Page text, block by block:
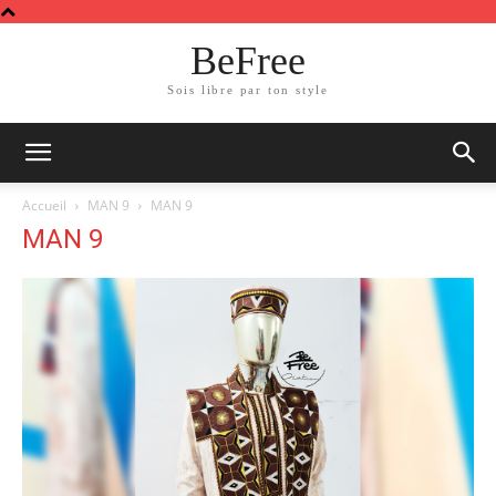
BeFree
Sois libre par ton style
Accueil MAN 9 MAN 9
MAN 9